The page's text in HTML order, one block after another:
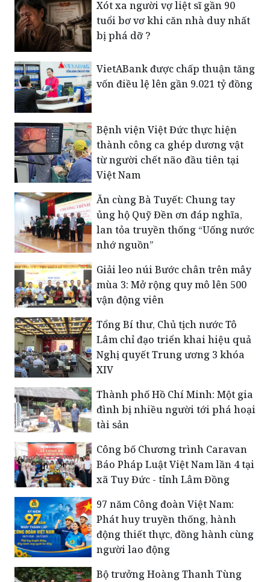
Xót xa người vợ liệt sĩ gần 90
tuổi bơ vơ khi căn nhà duy nhất
bị phá dỡ ?
VietABank được chấp thuận tăng
vốn điều lệ lên gần 9.021 tỷ đồng
Bệnh viện Việt Đức thực hiện
thành công ca ghép dương vật
từ người chết não đầu tiên tại
Việt Nam
Ăn cùng Bà Tuyết: Chung tay
ủng hộ Quỹ Đền ơn đáp nghĩa,
lan tỏa truyền thống “Uống nước
nhớ nguồn”
Giải leo núi Bước chân trên mây
mùa 3: Mở rộng quy mô lên 500
vận động viên
Tổng Bí thư, Chủ tịch nước Tô
Lâm chỉ đạo triển khai hiệu quả
Nghị quyết Trung ương 3 khóa
XIV
Thành phố Hồ Chí Minh: Một gia
đình bị nhiều người tới phá hoại
tài sản
Công bố Chương trình Caravan
Báo Pháp Luật Việt Nam lần 4 tại
xã Tuy Đức - tỉnh Lâm Đồng
​97 năm Công đoàn Việt Nam:
Phát huy truyền thống, hành
động thiết thực, đồng hành cùng
người lao động
Bộ trưởng Hoàng Thanh Tùng